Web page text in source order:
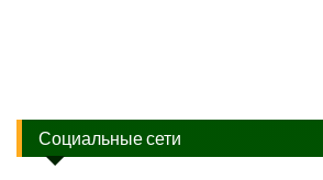
Социальные сети